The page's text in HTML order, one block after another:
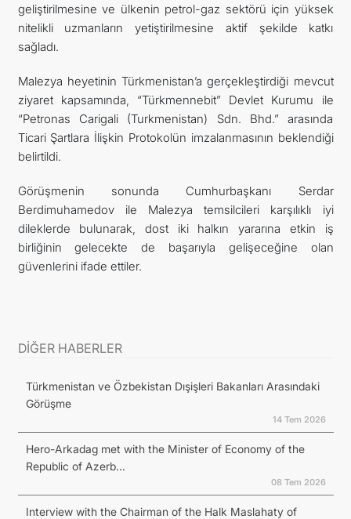
geliştirilmesine ve ülkenin petrol-gaz sektörü için yüksek
nitelikli uzmanların yetiştirilmesine aktif şekilde katkı
sağladı.
Malezya heyetinin Türkmenistan’a gerçekleştirdiği mevcut
ziyaret kapsamında, “Türkmennebit” Devlet Kurumu ile
“Petronas Carigali (Turkmenistan) Sdn. Bhd.” arasında
Ticari Şartlara İlişkin Protokolün imzalanmasının beklendiği
belirtildi.
Görüşmenin sonunda Cumhurbaşkanı Serdar
Berdimuhamedov ile Malezya temsilcileri karşılıklı iyi
dileklerde bulunarak, dost iki halkın yararına etkin iş
birliğinin gelecekte de başarıyla gelişeceğine olan
güvenlerini ifade ettiler.
DİĞER HABERLER
Türkmenistan ve Özbekistan Dışişleri Bakanları Arasındaki
Görüşme
14 Tem 2026
Hero-Arkadag met with the Minister of Economy of the
Republic of Azerb...
08 Tem 2026
Interview with the Chairman of the Halk Maslahaty of